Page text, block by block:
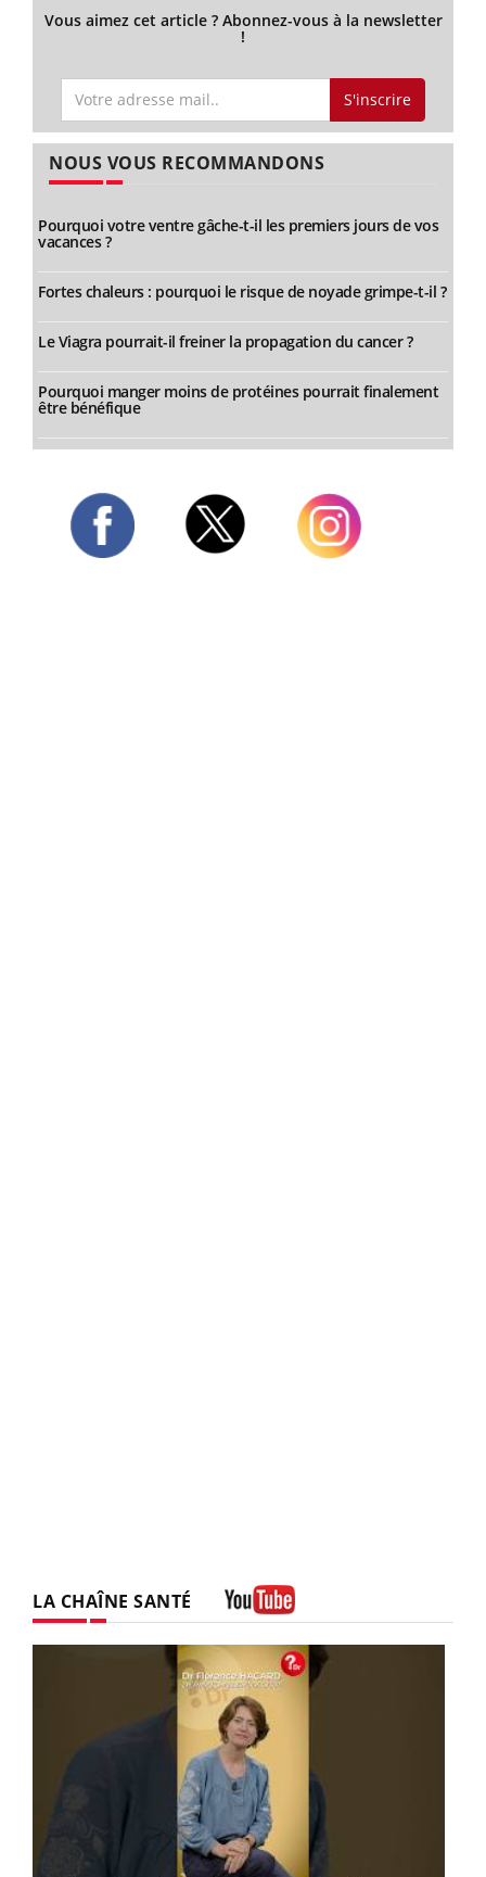
Vous aimez cet article ? Abonnez-vous à la newsletter
!
S'inscrire
NOUS VOUS RECOMMANDONS
Pourquoi votre ventre gâche-t-il les premiers jours de vos
vacances ?
Fortes chaleurs : pourquoi le risque de noyade grimpe-t-il ?
Le Viagra pourrait-il freiner la propagation du cancer ?
Pourquoi manger moins de protéines pourrait finalement
être bénéfique
LA CHAÎNE SANTÉ